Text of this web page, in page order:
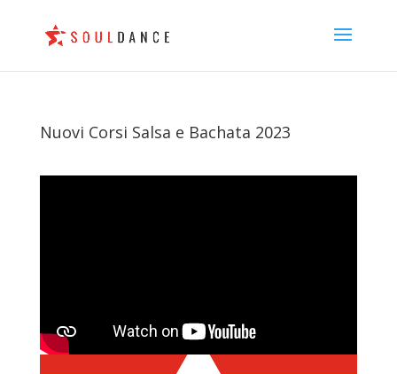
Nuovi Corsi Salsa e Bachata 2023